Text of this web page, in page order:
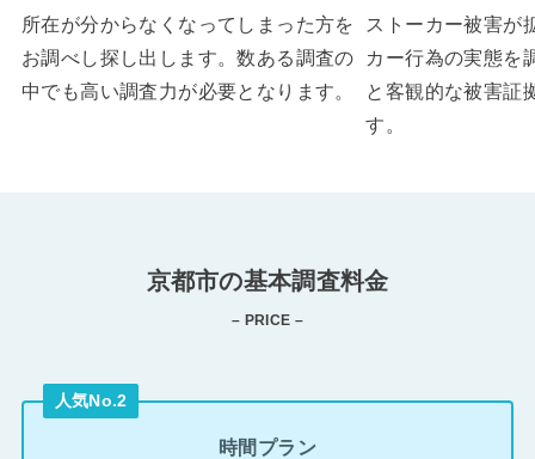
所在が分からなくなってしまった方を
お調べし探し出します。数ある調査の
中でも高い調査力が必要となります。
ストーカー被害が
カー行為の実態を
と客観的な被害証
す。
京都市の基本調査料金
– PRICE –
人気No.2
時間プラン